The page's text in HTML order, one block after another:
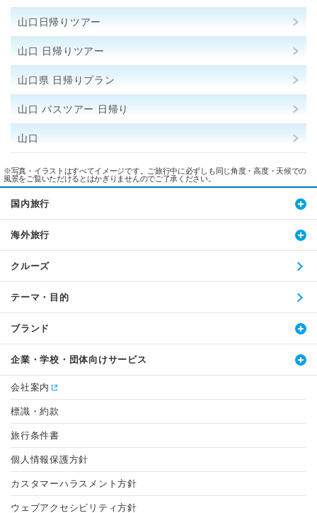
山口日帰りツアー
山口 日帰りツアー
山口県 日帰りプラン
山口 バスツアー 日帰り
山口
※写真・イラストはすべてイメージです。ご旅行中に必ずしも同じ角度・高度・天候での
風景をご覧いただけるとはかぎりませんのでご了承ください。
国内旅行
海外旅行
クルーズ
テーマ・目的
ブランド
企業・学校・団体向けサービス
会社案内
標識・約款
旅行条件書
個人情報保護方針
カスタマーハラスメント方針
ウェブアクセシビリティ方針